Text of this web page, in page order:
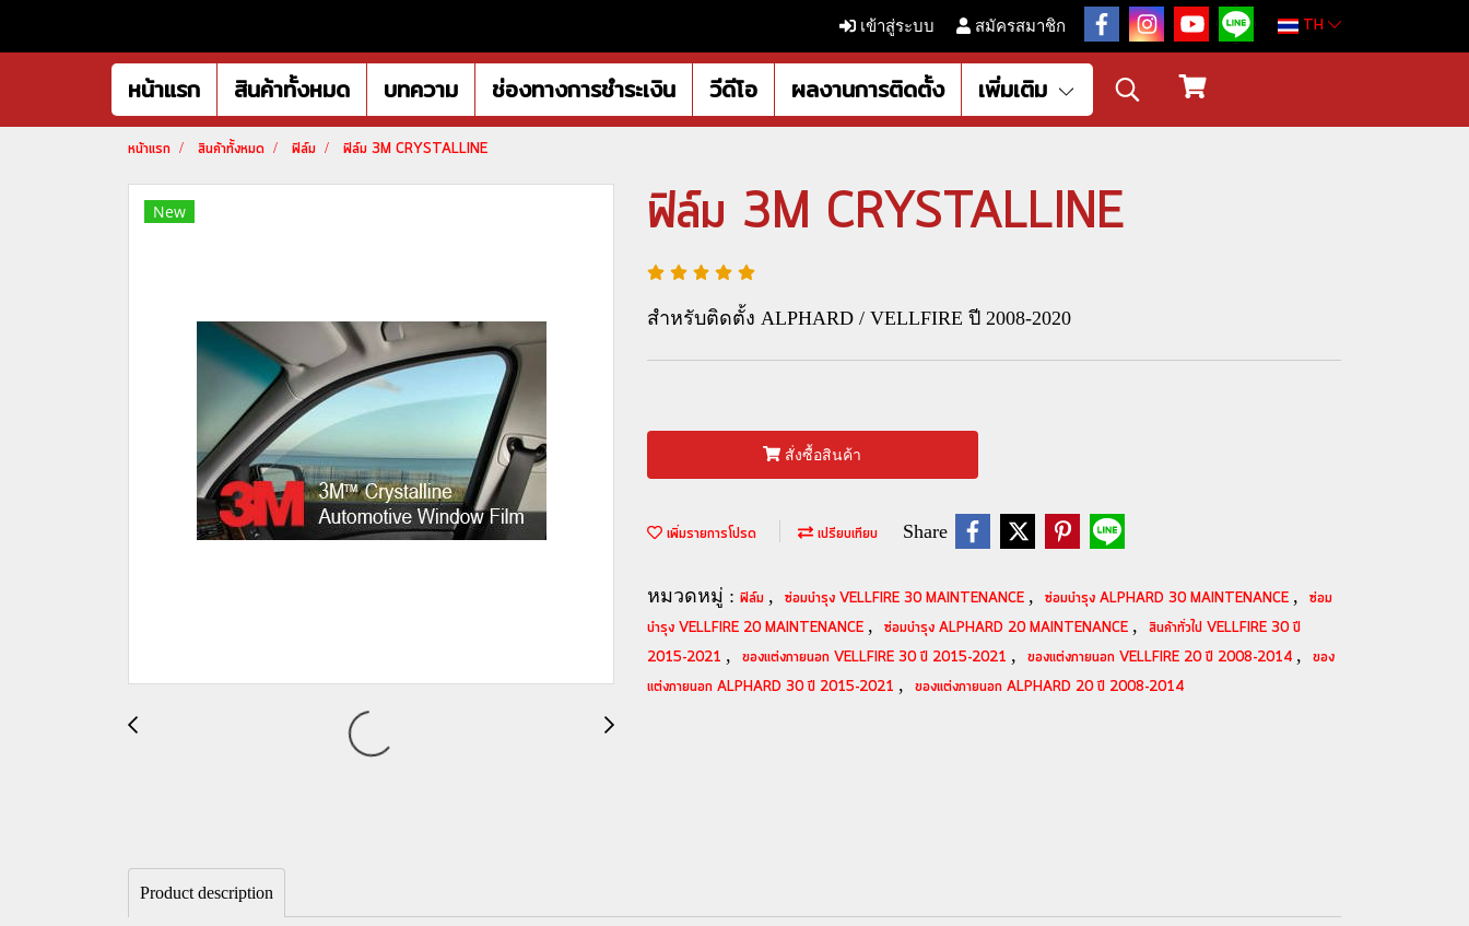
เข้าสู่ระบบ สมัครสมาชิก TH
หน้าแรก สินค้าทั้งหมด บทความ ช่องทางการชำระเงิน วีดีโอ ผลงานการติดตั้ง เพิ่มเติม
หน้าแรก สินค้าทั้งหมด ฟิล์ม ฟิล์ม 3M CRYSTALLINE
New ฟิล์ม 3M CRYSTALLINE
สำหรับติดตั้ง ALPHARD / VELLFIRE ปี 2008-2020
สั่งซื้อสินค้า
เพิ่มรายการโปรด เปรียบเทียบ Share
หมวดหมู่ : ฟิล์ม , ซ่อมบำรุง VELLFIRE 30 MAINTENANCE , ซ่อมบำรุง ALPHARD 30 MAINTENANCE ,
ซ่อม
บำรุง VELLFIRE 20 MAINTENANCE , ซ่อมบำรุง ALPHARD 20 MAINTENANCE ,
สินค้าทั่วไป VELLFIRE 30 ปี
2015-2021 , ของแต่งภายนอก VELLFIRE 30 ปี 2015-2021 , ของแต่งภายนอก VELLFIRE 20 ปี 2008-2014 ,
ของ
แต่งภายนอก ALPHARD 30 ปี 2015-2021 , ของแต่งภายนอก ALPHARD 20 ปี 2008-2014
Product description